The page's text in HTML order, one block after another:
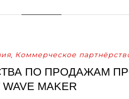
, Коммерческое
ПО ПРОДАЖАМ
MAKER